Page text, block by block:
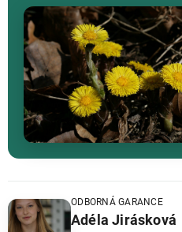
ODBORNÁ GARANCE
Adéla Jirásková